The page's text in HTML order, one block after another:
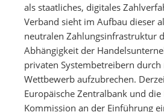
als staatliches, digitales
Verband sieht im Aufbau dieser
neutralen Zahlungsinfrastruktur
Abhängigkeit der
privaten Systembetreibern durch
Wettbewerb aufzubrechen.
Europäische Zentralbank und die
Kommission an der Einführung